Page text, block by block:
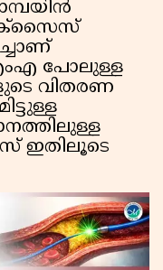
എക്സൈസ്
പോലുള്ള
വിതരണ
ഇതിലൂടെ